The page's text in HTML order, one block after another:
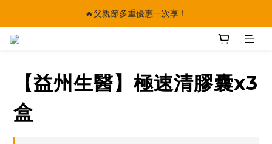
🔥父親節多重優惠一次享！
🔥父親節多重優惠一次享！
🔥父親節多重優惠一次享！
【益州生醫】極速清膠囊x3
盒